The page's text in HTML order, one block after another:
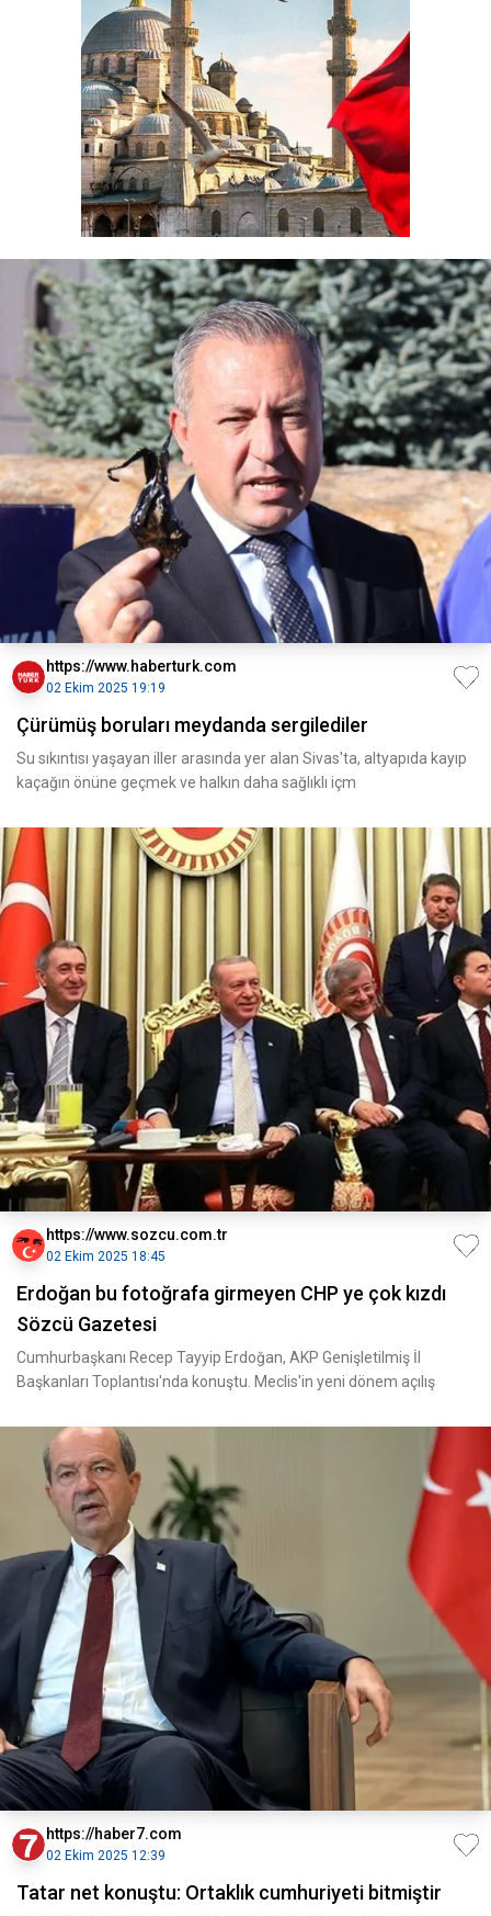
https://www.haberturk.com
02 Ekim 2025 19:19
Çürümüş boruları meydanda sergilediler
Su sıkıntısı yaşayan iller arasında yer alan Sivas'ta, altyapıda kayıp
kaçağın önüne geçmek ve halkın daha sağlıklı içm
https://www.sozcu.com.tr
02 Ekim 2025 18:45
Erdoğan bu fotoğrafa girmeyen CHP ye çok kızdı
Sözcü Gazetesi
Cumhurbaşkanı Recep Tayyip Erdoğan, AKP Genişletilmiş İl
Başkanları Toplantısı'nda konuştu. Meclis'in yeni dönem açılış
https://haber7.com
02 Ekim 2025 12:39
Tatar net konuştu: Ortaklık cumhuriyeti bitmiştir